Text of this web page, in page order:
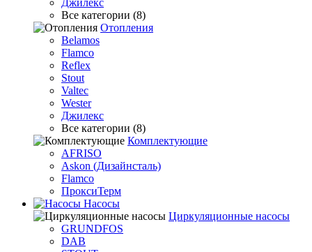
Джилекс
Все категории (8)
Отопления
Belamos
Flamco
Reflex
Stout
Valtec
Wester
Джилекс
Все категории (8)
Комплектующие
AFRISO
Askon (Дизайнсталь)
Flamco
ПроксиТерм
Насосы
Циркуляционные насосы
GRUNDFOS
DAB